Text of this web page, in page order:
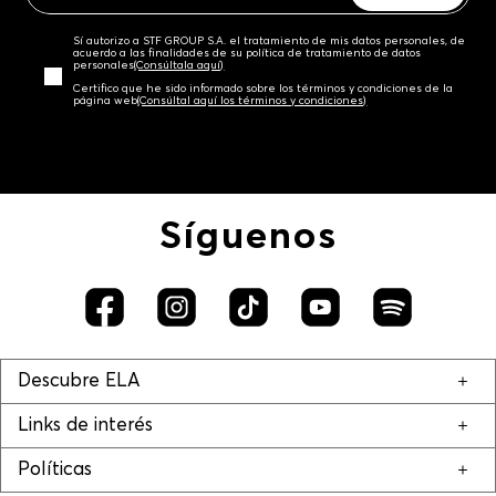
Sí autorizo a STF GROUP S.A. el tratamiento de mis datos personales, de
acuerdo a las finalidades de su política de tratamiento de datos
personales‎(Consúltala aquí)
Certifico que he sido informado sobre los términos y condiciones de la
página web‎(Consúltal aquí los términos y condiciones)
Síguenos
Descubre ELA
Links de interés
Políticas